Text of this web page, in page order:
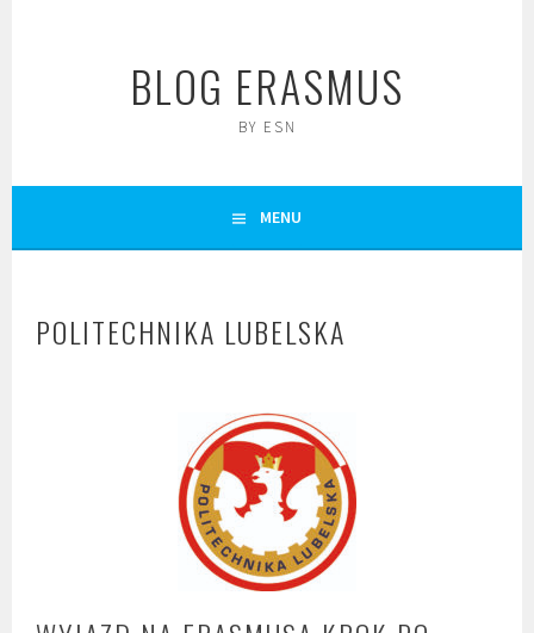
BLOG ERASMUS
BY ESN
MENU
POLITECHNIKA LUBELSKA